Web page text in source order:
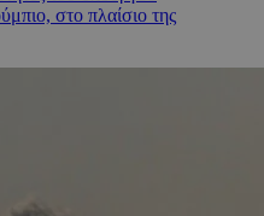
στο πλαίσιο της